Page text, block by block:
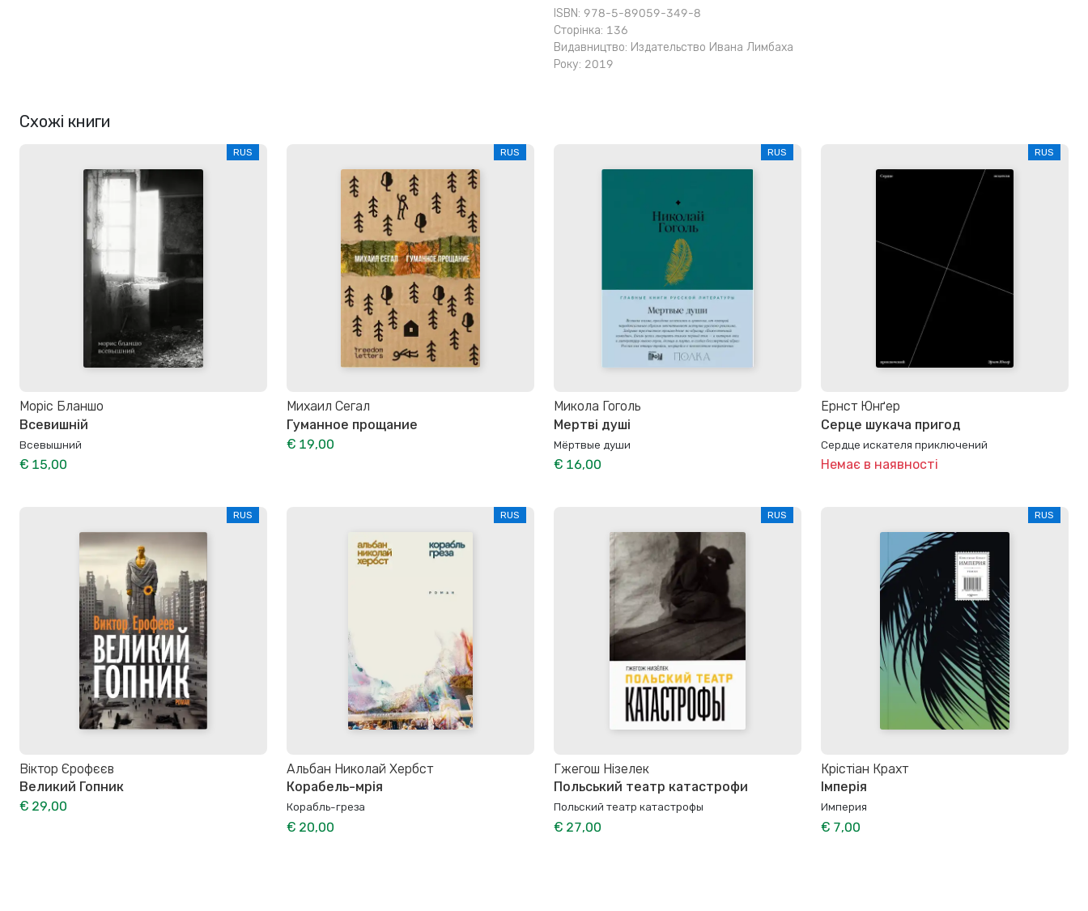
ISBN: 978-5-89059-349-8
Сторінка: 136
Видавництво: Издательство Ивана Лимбаха
Року: 2019
Схожі книги
RUS
Моріс Бланшо
Всевишній
Всевышний
€ 15,00
RUS
Михаил Сегал
Гуманное прощание
€ 19,00
RUS
Микола Гоголь
Мертві душі
Мёртвые души
€ 16,00
RUS
Ернст Юнґер
Серце шукача пригод
Сердце искателя приключений
Немає в наявності
RUS
Віктор Єрофєєв
Великий Гопник
€ 29,00
RUS
Альбан Николай Хербст
Корабель-мрія
Корабль-греза
€ 20,00
RUS
Гжегош Нізелек
Польський театр катастрофи
Польский театр катастрофы
€ 27,00
RUS
Крістіан Крахт
Імперія
Империя
€ 7,00